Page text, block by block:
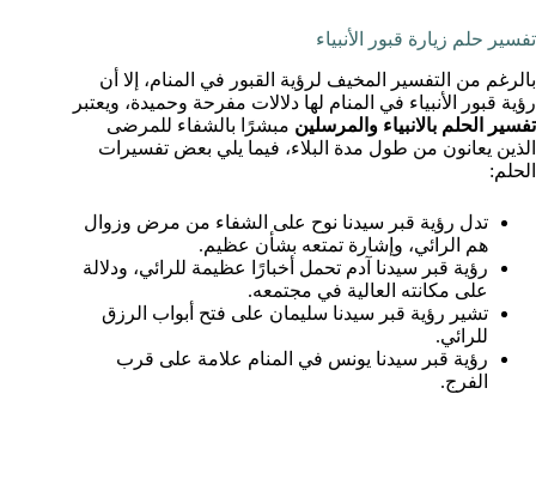
تفسير حلم زيارة قبور الأنبياء
بالرغم من التفسير المخيف لرؤية القبور في المنام، إلا أن
رؤية قبور الأنبياء في المنام لها دلالات مفرحة وحميدة، ويعتبر
تفسير الحلم بالانبياء والمرسلين مبشرًا بالشفاء للمرضى
الذين يعانون من طول مدة البلاء، فيما يلي بعض تفسيرات
الحلم:
تدل رؤية قبر سيدنا نوح على الشفاء من مرض وزوال
هم الرائي، وإشارة تمتعه بشأن عظيم.
رؤية قبر سيدنا آدم تحمل أخبارًا عظيمة للرائي، ودلالة
على مكانته العالية في مجتمعه.
تشير رؤية قبر سيدنا سليمان على فتح أبواب الرزق
للرائي.
رؤية قبر سيدنا يونس في المنام علامة على قرب
الفرج.